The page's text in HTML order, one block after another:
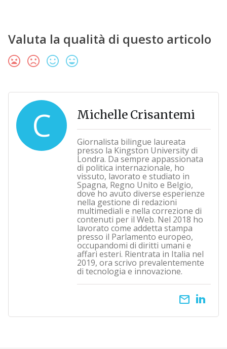
Valuta la qualità di questo articolo
C Michelle Crisantemi
Giornalista bilingue laureata
presso la Kingston University di
Londra. Da sempre appassionata
di politica internazionale, ho
vissuto, lavorato e studiato in
Spagna, Regno Unito e Belgio,
dove ho avuto diverse esperienze
nella gestione di redazioni
multimediali e nella correzione di
contenuti per il Web. Nel 2018 ho
lavorato come addetta stampa
presso il Parlamento europeo,
occupandomi di diritti umani e
affari esteri. Rientrata in Italia nel
2019, ora scrivo prevalentemente
di tecnologia e innovazione.
email